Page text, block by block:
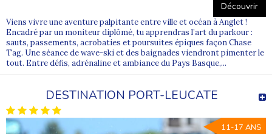
Découvrir
Viens vivre une aventure palpitante entre ville et océan à Anglet !
Encadré par un moniteur diplômé, tu apprendras l’art du parkour :
sauts, passements, acrobaties et poursuites épiques façon Chase
Tag. Une séance de wave-ski et des baignades viendront pimenter le
tout. Entre défis, adrénaline et ambiance du Pays Basque,...
DESTINATION PORT-LEUCATE
11-17 ANS